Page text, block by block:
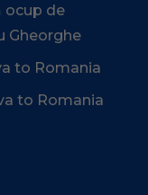
ocup de
Gheorghe
to Romania
to Romania